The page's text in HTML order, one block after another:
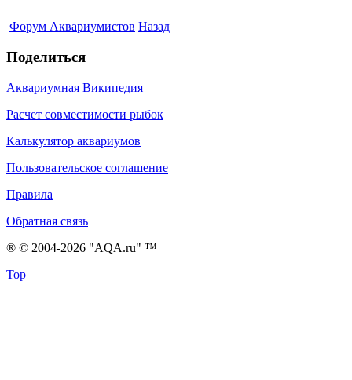
Форум Аквариумистов Назад
Поделиться
Аквариумная Википедия
Расчет совместимости рыбок
Калькулятор аквариумов
Пользовательское соглашение
Правила
Обратная связь
® © 2004-2026 "AQA.ru" ™
Top